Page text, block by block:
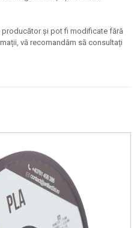
și pot fi modificate fără
vă recomandăm să consultați